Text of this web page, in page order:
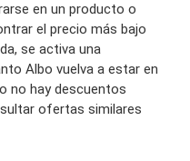
en un producto o
el precio más bajo
se activa una
Albo vuelva a estar en
no hay descuentos
ofertas similares